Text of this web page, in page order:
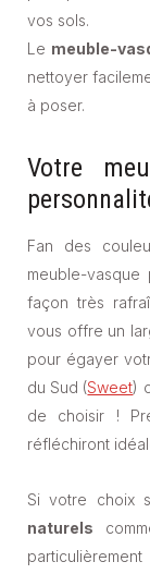
vos sols.
Le meuble-
nettoyer
à poser.
Votre
Fan des
meuble-
façon très
vous offre un
pour égayer
du Sud (Sweet)
de choisir !
réfléchiront
Si votre choix
naturels